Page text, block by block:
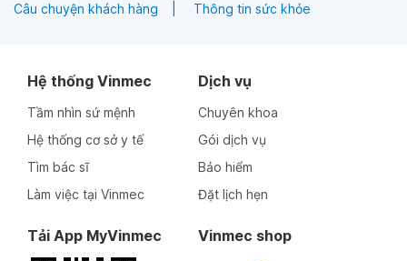
Câu chuyện khách hàng Thông tin sức khỏe
Hệ thống Vinmec
Tầm nhìn sứ mệnh
Hệ thống cơ sở y tế
Tìm bác sĩ
Làm việc tại Vinmec
Dịch vụ
Chuyên khoa
Gói dịch vụ
Bảo hiểm
Đặt lịch hẹn
Tải App MyVinmec Vinmec shop